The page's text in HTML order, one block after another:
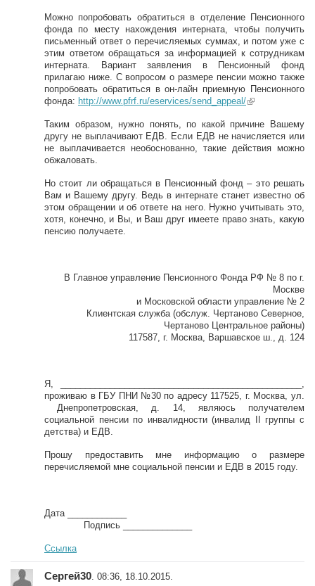
Можно попробовать обратиться в отделение Пенсионного
фонда по месту нахождения интерната, чтобы получить
письменный ответ о перечисляемых суммах, и потом уже с
этим ответом обращаться за информацией к сотрудникам
интерната. Вариант заявления в Пенсионный фонд
прилагаю ниже. С вопросом о размере пенсии можно также
попробовать обратиться в он-лайн приемную Пенсионного
фонда: http://www.pfrf.ru/eservices/send_appeal/(link is
Таким образом, нужно понять, по какой причине Вашему
другу не выплачивают ЕДВ. Если ЕДВ не начисляется или
не выплачивается необоснованно, такие действия можно
обжаловать.
Но стоит ли обращаться в Пенсионный фонд – это решать
Вам и Вашему другу. Ведь в интернате станет известно об
этом обращении и об ответе на него. Нужно учитывать это,
хотя, конечно, и Вы, и Ваш друг имеете право знать, какую
пенсию получаете.
В Главное управление Пенсионного Фонда РФ № 8 по г.
Москве
и Московской области управление № 2
Клиентская служба (обслуж. Чертаново Северное,
Чертаново Центральное районы)
117587, г. Москва, Варшавское ш., д. 124
Я, _________________________________________________,
проживаю в ГБУ ПНИ №30 по адресу 117525, г. Москва, ул.
Днепропетровская, д. 14, являюсь получателем
социальной пенсии по инвалидности (инвалид II группы с
детства) и ЕДВ.
Прошу предоставить мне информацию о размере
перечисляемой мне социальной пенсии и ЕДВ в 2015 году.
Дата ____________
Подпись ______________
Ссылка
Сергей30 . 08:36, 18.10.2015.